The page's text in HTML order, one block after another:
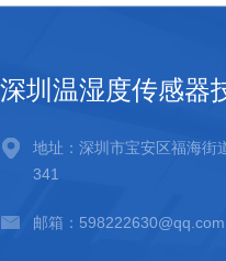
深圳温湿度传感器
地址：深圳市宝安区福海街
341
邮箱：598222630@qq.com